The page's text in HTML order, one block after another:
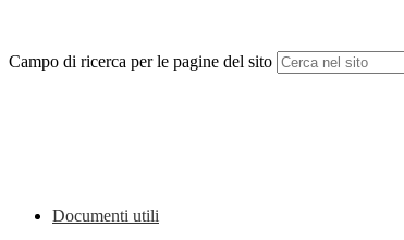
Campo di ricerca per le pagine del sito
Documenti utili